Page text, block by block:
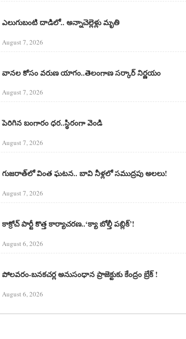
ఎలుగుబంటి దాడిలో.. అన్నాచెల్లెళ్లు మృతి
August 7, 2026
వానల కోసం వరుణ యాగం..తెలంగాణ సర్కార్ నిర్ణయం
August 7, 2026
పెరిగిన బంగారం ధర..స్థిరంగా వెండి
August 7, 2026
గుజరాత్‌లో వింత ఘటన.. బావి నీళ్లలో సముద్రపు అలలు!
August 7, 2026
కాక్రోచ్ పార్టీ కొత్త కార్యాచరణ..‘క్యా బోల్తీ పబ్లిక్’!
August 6, 2026
పోలవరం-బనకచర్ల అనుసంధాన ప్రాజెక్టుకు కేంద్రం బ్రేక్ !
August 6, 2026